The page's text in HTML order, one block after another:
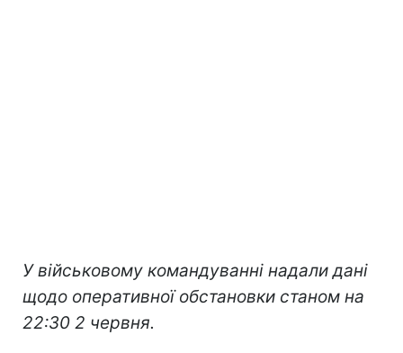
У військовому командуванні надали дані
щодо оперативної обстановки станом на
22:30 2 червня.